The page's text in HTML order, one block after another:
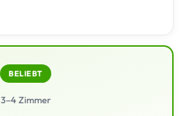
BELIEBT
3–4 Zimmer